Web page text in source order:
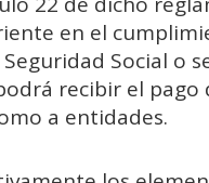
en el
Social o
recibir el
a entidades.